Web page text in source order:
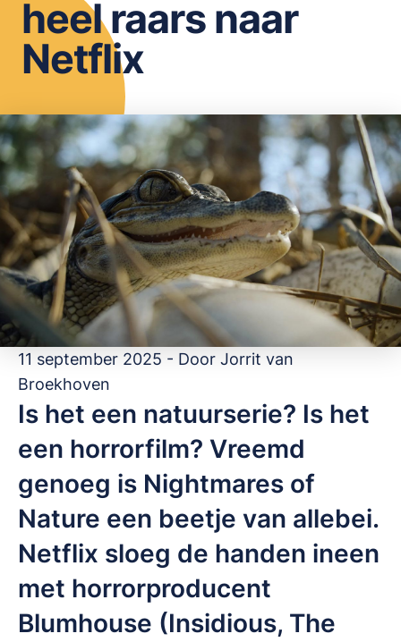
OPSLAAN
heel raars naar
Netflix
11 september 2025 - Door Jorrit van
Broekhoven
Is het een natuurserie? Is het
een horrorfilm? Vreemd
genoeg is Nightmares of
Nature een beetje van allebei.
Netflix sloeg de handen ineen
met horrorproducent
Blumhouse (Insidious, The